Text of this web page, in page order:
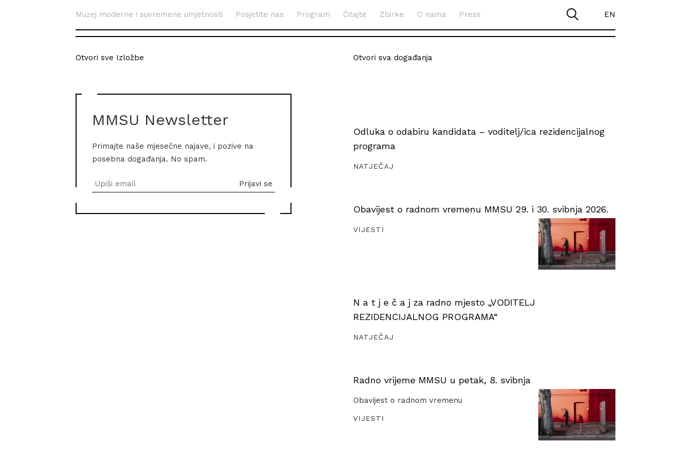
Muzej moderne i suvremene umjetnosti Posjetite nas Program Čitajte Zbirke O nama Press EN
Otvori sve Izložbe
MMSU Newsletter
Primajte naše mjesečne najave, i pozive na
posebna događanja. No spam.
Otvori sva događanja
Odluka o odabiru kandidata – voditelj/ica rezidencijalnog
programa
NATJEČAJ
Obavijest o radnom vremenu MMSU 29. i 30. svibnja 2026.
VIJESTI
N a t j e č a j za radno mjesto „VODITELJ
REZIDENCIJALNOG PROGRAMA“
NATJEČAJ
Radno vrijeme MMSU u petak, 8. svibnja
Obavijest o radnom vremenu
VIJESTI